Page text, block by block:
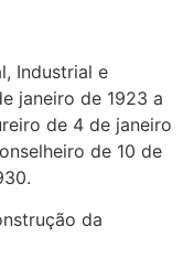
Industrial e
janeiro de 1923 a
de 4 de janeiro
de 10 de
da